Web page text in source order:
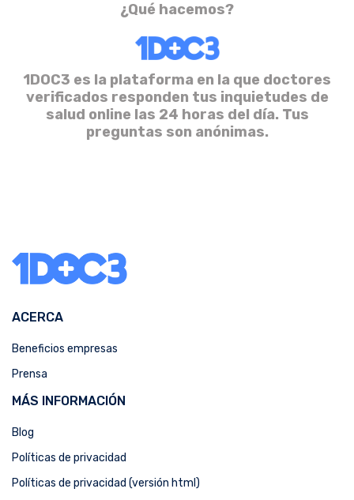
¿Qué hacemos?
1DOC3 es la plataforma en la que doctores
verificados responden tus inquietudes de
salud online las 24 horas del día. Tus
preguntas son anónimas.
ACERCA
Beneficios empresas
Prensa
MÁS INFORMACIÓN
Blog
Políticas de privacidad
Políticas de privacidad (versión html)